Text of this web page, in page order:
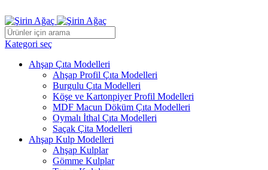
Kategori seç
Ahşap Çıta Modelleri
Ahşap Profil Çıta Modelleri
Burgulu Çıta Modelleri
Köşe ve Kartonpiyer Profil Modelleri
MDF Macun Döküm Çıta Modelleri
Oymalı İthal Çıta Modelleri
Saçak Çita Modelleri
Ahşap Kulp Modelleri
Ahşap Kulplar
Gömme Kulplar